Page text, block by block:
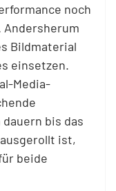
noch
Bildmaterial
einsetzen.
Media-
bis das
ist,
beide